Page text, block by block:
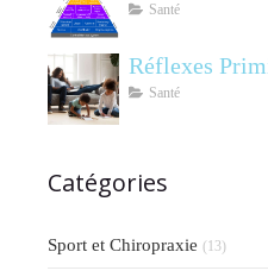
Santé
Réflexes
Santé
Catégories
Sport et Chiropraxie (13)